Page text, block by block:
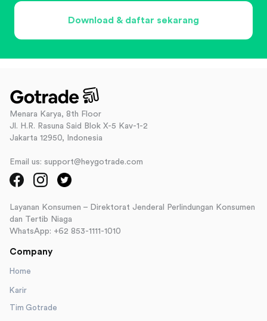
Download & daftar sekarang
Menara Karya, 8th Floor
Jl. H.R. Rasuna Said Blok X-5 Kav-1-2
Jakarta 12950, Indonesia
Email us: support@heygotrade.com
Layanan Konsumen – Direktorat Jenderal Perlindungan Konsumen
dan Tertib Niaga
WhatsApp: +62 853-1111-1010
Company
Home
Karir
Tim Gotrade